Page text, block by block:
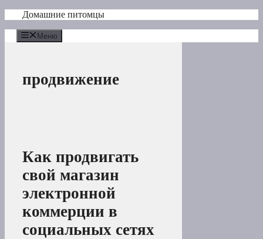
Перейти
содержимому
Домашние питомцы
Меню
продвижение
Как продвигать
свой магазин
электронной
коммерции в
социальных сетях